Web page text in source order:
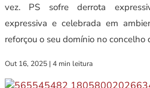
vez. PS sofre derrota
expressiva e celebrada em
reforçou o seu domínio no concelho
Out 16, 2025 | 4 min leitura